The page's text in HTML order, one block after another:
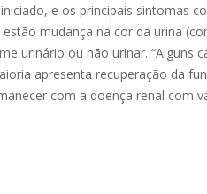
e os principais sintomas
mudança na cor da urina
urinário ou não urinar. “Alguns
apresenta recuperação da
com a doença renal com